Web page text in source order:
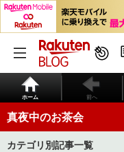
ホーム 前へ
真夜中のお茶会
カテゴリ別記事一覧